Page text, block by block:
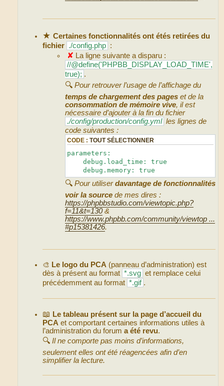
★Certaines fonctionnalités ont étés retirées du
fichier ./config.php :
✘ La ligne suivante a disparu :
//@define('PHPBB_DISPLAY_LOAD_TIME',
true); .
🔍 Pour retrouver l’usage de l’affichage du
temps de chargement des pageset de la
consommation de mémoire vive, il est
nécessaire d’ajouter à la fin du fichier
./config/production/config.yml les lignes de
code suivantes :
CODE : TOUT SÉLECTIONNER
parameters:
debug.load_time: true
debug.memory: true
🔍 Pour utiliserdavantage de fonctionnalités
voir la sourcede mes dires :
https://phpbbstudio.com/viewtopic.php?
f=11&t=130&
https://www.phpbb.com/community/viewtop ...
#p15381426.
🎨 Le logo du PCA (panneau d’administration) est
dès à présent au format *.svg et remplace celui
précédemment au format *.gif .
📖 Le tableau présent sur la page d’accueil du
PCA et comportant certaines informations utiles à
l’administration du foruma été revu.
🔍Il ne comporte pas moins d’informations,
seulement elles ont été réagencées afin d’en
simplifier la lecture.